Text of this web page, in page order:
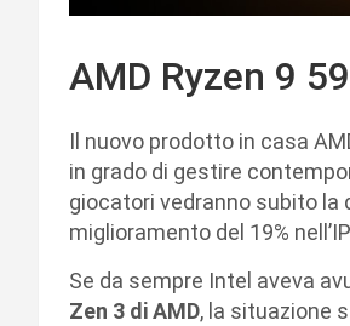
AMD Ryzen 9
Il nuovo prodotto in casa
in grado di gestire
giocatori vedranno subito la
miglioramento del 19%
Se da sempre Intel aveva
Zen 3 di AMD, la situazione